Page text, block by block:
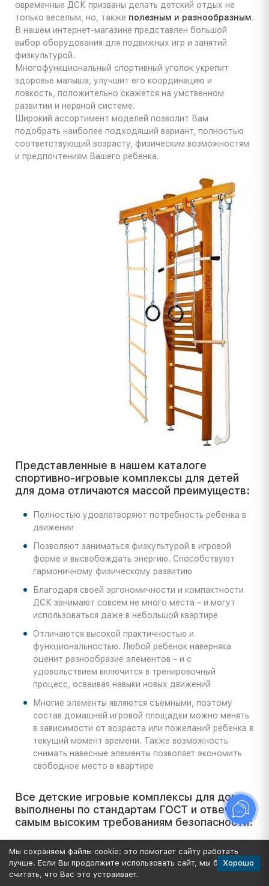
овременные ДСК призваны делать детский отдых не
только веселым, но, также полезным и разнообразным.
В нашем интернет-магазине представлен большой
выбор оборудования для подвижных игр и занятий
физкультурой.
Многофункциональный спортивный уголок укрепит
здоровье малыша, улучшит его координацию и
ловкость, положительно скажется на умственном
развитии и нервной системе.
Широкий ассортимент моделей позволит Вам
подобрать наиболее подходящий вариант, полностью
соответствующий возрасту, физическим возможностям
и предпочтениям Вашего ребенка.
Представленные в нашем каталоге
спортивно-игровые комплексы для детей
для дома отличаются массой преимуществ:
Полностью удовлетворяют потребность ребенка в
движении
Позволяют заниматься физкультурой в игровой
форме и высвобождать энергию. Способствуют
гармоничному физическому развитию
Благодаря своей эргономичности и компактности
ДСК занимают совсем не много места – и могут
использоваться даже в небольшой квартире
Отличаются высокой практичностью и
функциональностью. Любой ребенок наверняка
оценит разнообразие элементов – и с
удовольствием включится в тренировочный
процесс, осваивая навыки новых движений
Многие элементы являются съемными, поэтому
состав домашней игровой площадки можно менять
в зависимости от возраста или пожеланий ребенка в
текущий момент времени. Также возможность
снимать навесные элементы позволяет экономить
свободное место в квартире
Все детские игровые комплексы для дома
выполнены по стандартам ГОСТ и отвечают
самым высоким требованиям безопасности:
Прочность конструкции – это основное требование,
которое предъявляют родители к ДСК. Если для
ребенка в первую очередь важно разнообразие
Мы сохраняем файлы cookie: это помогает сайту работать
лучше. Если Вы продолжите использовать сайт, мы будем
считать, что Вас это устраивает.
Хорошо